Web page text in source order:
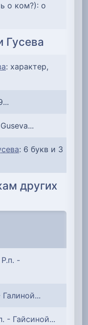
о ком?): о
Гусева
: характер,
: 6 букв и 3
других
-
- Гайсиной...